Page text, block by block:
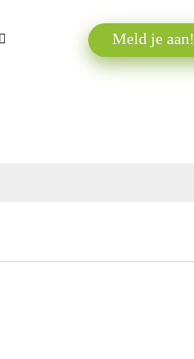
Meld je aan!